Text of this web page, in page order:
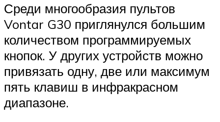
Среди многообразия пультов
Vontar G30 приглянулся большим
количеством программируемых
кнопок. У других устройств можно
привязать одну, две или максимум
пять клавиш в инфракрасном
диапазоне.